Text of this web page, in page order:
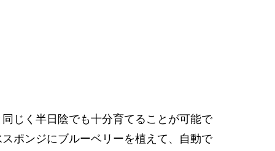
じく半日陰でも十分育てることが可能で
ポンジにブルーベリーを植えて、自動で